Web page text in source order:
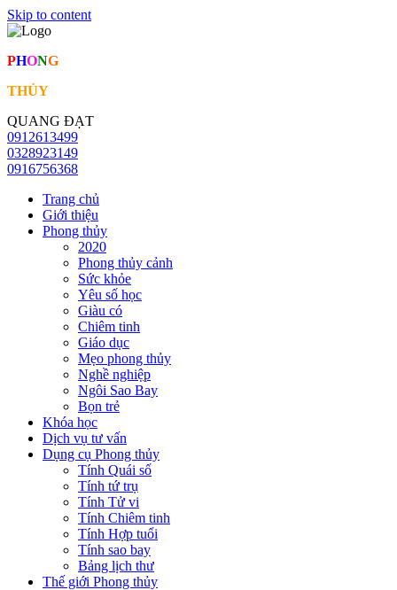
Skip to content
PHONG
THỦY
QUANG ĐẠT
0912613499
0328923149
0916756368
Trang chủ
Giới thiệu
Phong thủy
2020
Phong thủy cảnh
Sức khỏe
Yêu số học
Giàu có
Chiêm tinh
Giáo dục
Mẹo phong thủy
Nghề nghiệp
Ngôi Sao Bay
Bọn trẻ
Khóa học
Dịch vụ tư vấn
Dụng cụ Phong thủy
Tính Quái số
Tính tứ trụ
Tính Tử vi
Tính Chiêm tinh
Tính Hợp tuổi
Tính sao bay
Bảng lịch thư
Thế giới Phong thủy